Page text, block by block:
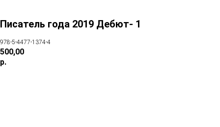
Писатель года 2019 Дебют- 1
978-5-4477-1374-4
500,00
р.